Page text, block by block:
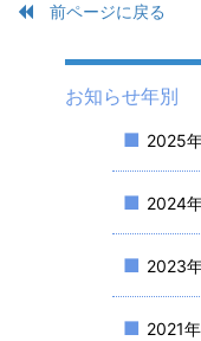
前ページに戻る
お知らせ年別
2025
2024
2023
2021年